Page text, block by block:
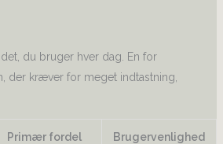
du bruger hver dag. En for
der kræver for meget indtastning,
Primær fordel Brugervenlighed